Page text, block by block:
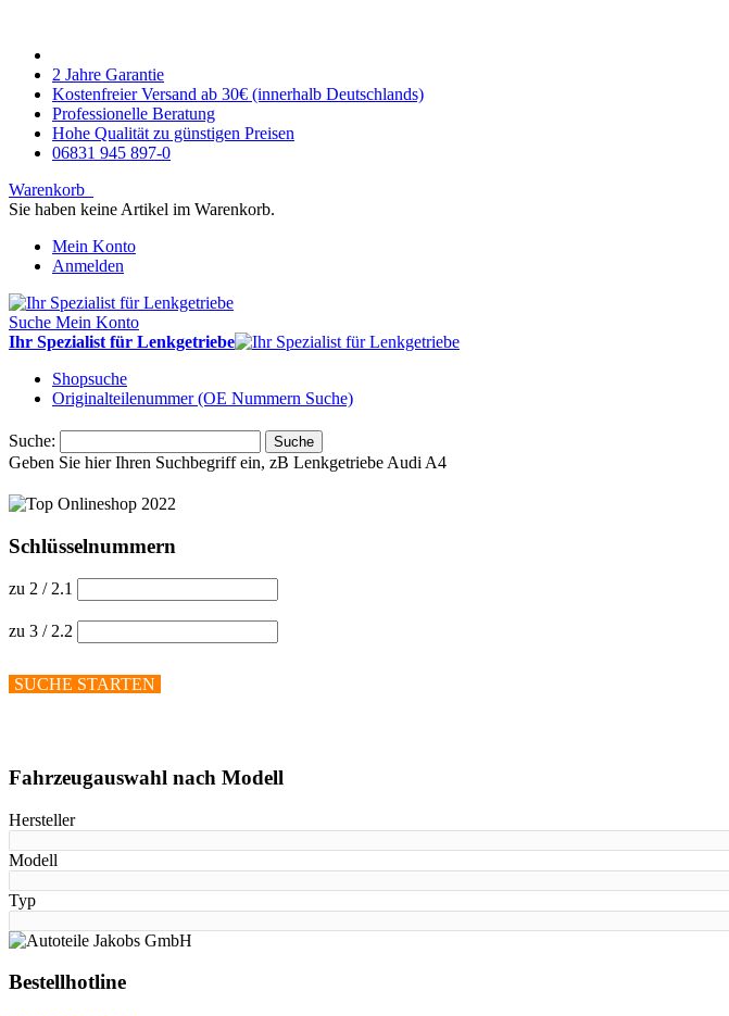
2 Jahre Garantie
Kostenfreier Versand ab 30€ (innerhalb Deutschlands)
Professionelle Beratung
Hohe Qualität zu günstigen Preisen
06831 945 897-0
Warenkorb
Sie haben keine Artikel im Warenkorb.
Mein Konto
Anmelden
Suche Mein Konto
Ihr Spezialist für Lenkgetriebe
Shopsuche
Originalteilenummer (OE Nummern Suche)
Suche: Suche
Geben Sie hier Ihren Suchbegriff ein, zB Lenkgetriebe Audi A4
Schlüsselnummern
zu 2 / 2.1
zu 3 / 2.2
SUCHE STARTEN
Fahrzeugauswahl nach Modell
Hersteller
Modell
Typ
Bestellhotline